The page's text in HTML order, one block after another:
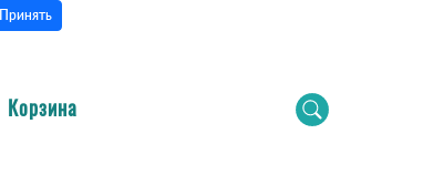
Принять
Корзина